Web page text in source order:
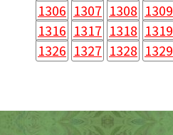
1306 1307 1308 1309
1316 1317 1318 1319
1326 1327 1328 1329